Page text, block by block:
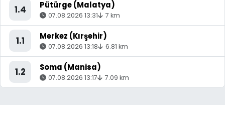
1.4 Pütürge (Malatya)
07.08.2026 13:31 7 km
1.1 Merkez (Kırşehir)
07.08.2026 13:18 6.81 km
1.2 Soma (Manisa)
07.08.2026 13:17 7.09 km